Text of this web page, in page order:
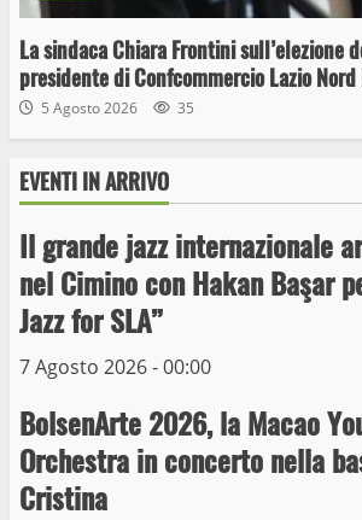
La sindaca Chiara Frontini sull’elezione
presidente di Confcommercio Lazio
5 Agosto 2026 35
EVENTI IN ARRIVO
Il grande jazz internazionale
nel Cimino con Hakan Başar
Jazz for SLA”
7 Agosto 2026 - 00:00
BolsenArte 2026, la Macao
Orchestra in concerto nella
Cristina
3
Wiplanet Baseball
9 Maggio 2023
4
La Polizia di Stato
delle auto in sosta a
10 Maggio 2023